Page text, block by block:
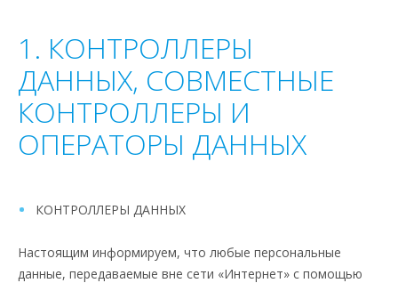
1. КОНТРОЛЛЕРЫ
ДАННЫХ, СОВМЕСТНЫЕ
КОНТРОЛЛЕРЫ И
ОПЕРАТОРЫ ДАННЫХ
КОНТРОЛЛЕРЫ ДАННЫХ
Настоящим информируем, что любые персональные
данные, передаваемые вне сети «Интернет» с помощью